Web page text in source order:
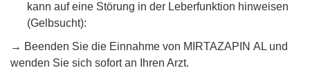
kann auf eine Störung in der Leberfunktion hinweisen
(Gelbsucht):
→ Beenden Sie die Einnahme von MIRTAZAPIN AL und
wenden Sie sich sofort an Ihren Arzt.